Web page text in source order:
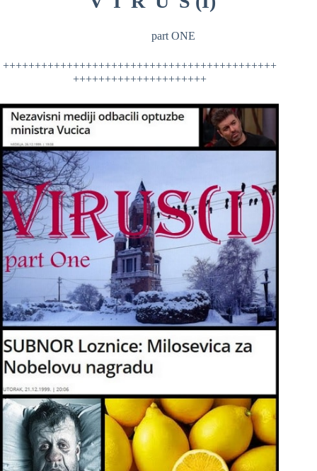
part ONE
+++++++++++++++++++++++++++++++++++++++++++
+++++++++++++++++++++